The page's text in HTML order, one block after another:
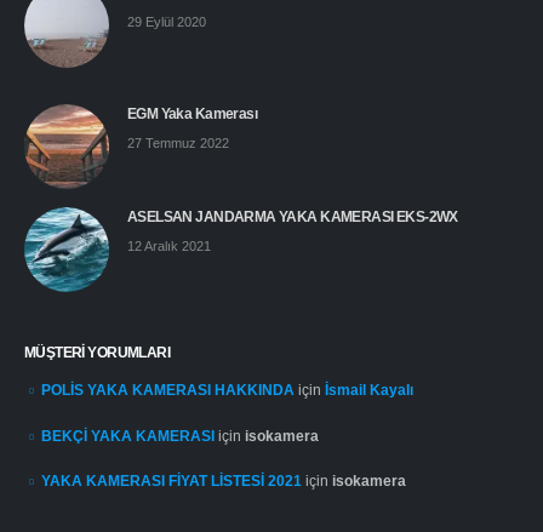
29 Eylül 2020
EGM Yaka Kamerası
27 Temmuz 2022
ASELSAN JANDARMA YAKA KAMERASI EKS-2WX
12 Aralık 2021
MÜŞTERI YORUMLARI
POLİS YAKA KAMERASI HAKKINDA için İsmail Kayalı
BEKÇİ YAKA KAMERASI için isokamera
YAKA KAMERASI FİYAT LİSTESİ 2021 için isokamera